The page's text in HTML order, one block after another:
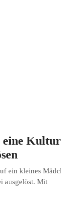
ein kleines
ausgelöst. Mit